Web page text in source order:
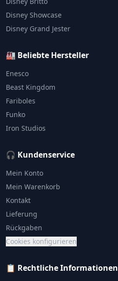
Disney Showcase
Disney Grand Jester
🏭 Beliebte Hersteller
Enesco
Beast Kingdom
Fariboles
Funko
Iron Studios
🎧 Kundenservice
Mein Konto
Mein Warenkorb
Kontakt
Lieferung
Rückgaben
Cookies konfigurieren
📋 Rechtliche Informationen